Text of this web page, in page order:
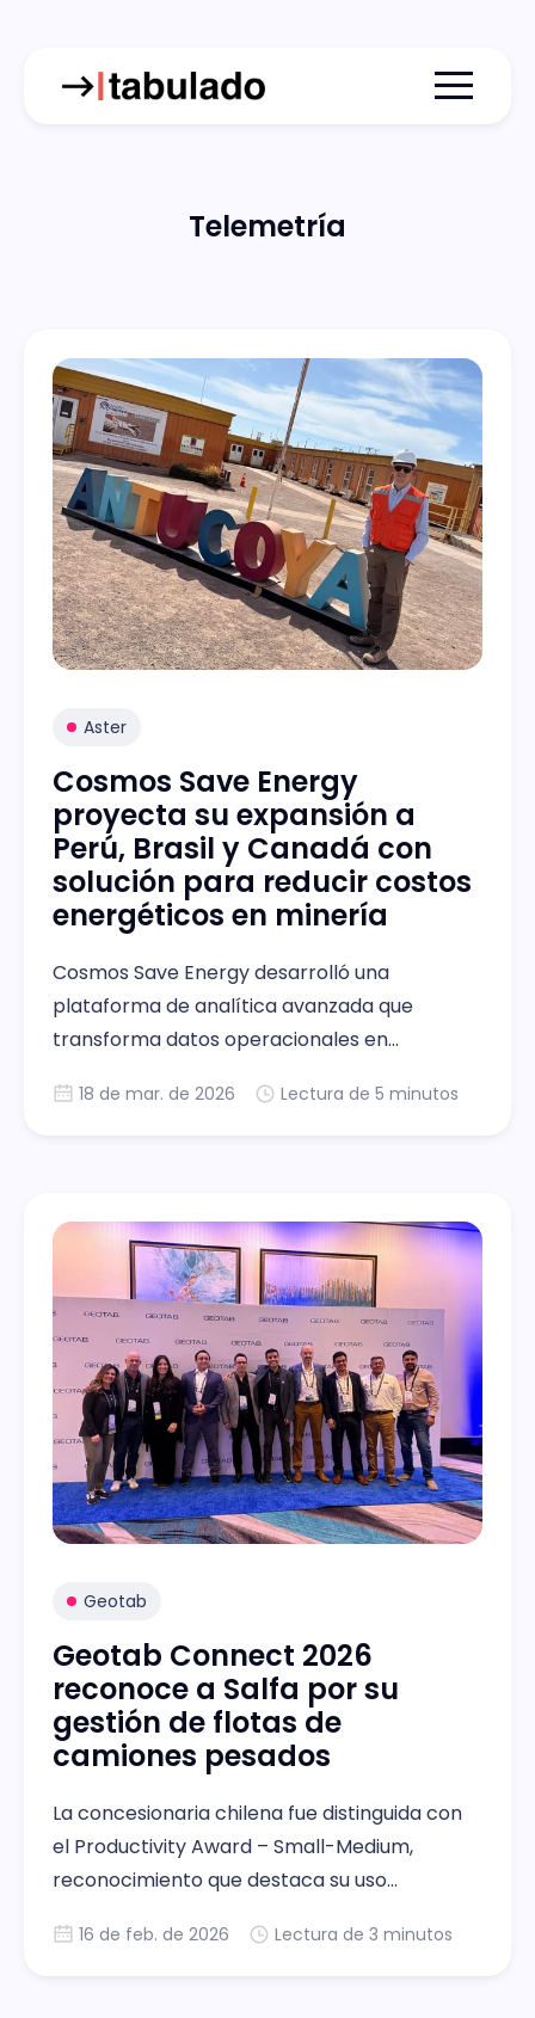
Menu
Telemetría
Aster
Cosmos Save Energy
proyecta su expansión a
Perú, Brasil y Canadá con
solución para reducir costos
energéticos en minería
Cosmos Save Energy desarrolló una
plataforma de analítica avanzada que
transforma datos operacionales en
consumo de diésel y las emisiones en minería.
18 de mar. de 2026 Lectura de 5 minutos
Geotab
Geotab Connect 2026
reconoce a Salfa por su
gestión de flotas de
camiones pesados
La concesionaria chilena fue distinguida con
el Productivity Award – Small-Medium,
reconocimiento que destaca su uso
avanzado de datos para optimizar la
16 de feb. de 2026 Lectura de 3 minutos